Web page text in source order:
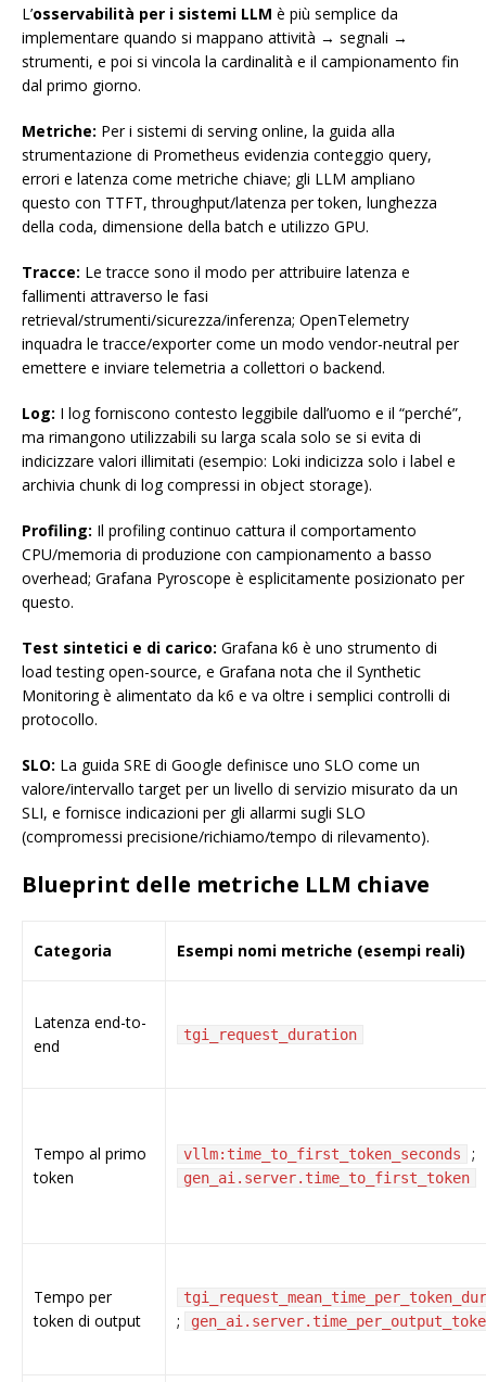
L’osservabilità per i sistemi LLM è più semplice da
implementare quando si mappano attività → segnali →
strumenti, e poi si vincola la cardinalità e il campionamento fin
dal primo giorno.
Metriche: Per i sistemi di serving online, la guida alla
strumentazione di Prometheus evidenzia conteggio query,
errori e latenza come metriche chiave; gli LLM ampliano
questo con TTFT, throughput/latenza per token, lunghezza
della coda, dimensione della batch e utilizzo GPU.
Tracce: Le tracce sono il modo per attribuire latenza e
fallimenti attraverso le fasi
retrieval/strumenti/sicurezza/inferenza; OpenTelemetry
inquadra le tracce/exporter come un modo vendor-neutral per
emettere e inviare telemetria a collettori o backend.
Log: I log forniscono contesto leggibile dall’uomo e il “perché”,
ma rimangono utilizzabili su larga scala solo se si evita di
indicizzare valori illimitati (esempio: Loki indicizza solo i label e
archivia chunk di log compressi in object storage).
Profiling: Il profiling continuo cattura il comportamento
CPU/memoria di produzione con campionamento a basso
overhead; Grafana Pyroscope è esplicitamente posizionato per
questo.
Test sintetici e di carico: Grafana k6 è uno strumento di
load testing open-source, e Grafana nota che il Synthetic
Monitoring è alimentato da k6 e va oltre i semplici controlli di
protocollo.
SLO: La guida SRE di Google definisce uno SLO come un
valore/intervallo target per un livello di servizio misurato da un
SLI, e fornisce indicazioni per gli allarmi sugli SLO
(compromessi precisione/richiamo/tempo di rilevamento).
Blueprint delle metriche LLM chiave
Categoria Esempi nomi metriche (esempi reali)
Latenza end-to-
end
tgi_request_duration
Tempo al primo
token
vllm:time_to_first_token_seconds ;
gen_ai.server.time_to_first_token
Tempo per
token di output
;